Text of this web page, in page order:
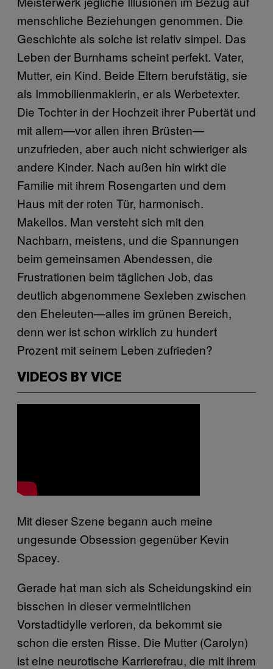
menschliche Beziehungen genommen. Die
Geschichte als solche ist relativ simpel. Das
Leben der Burnhams scheint perfekt. Vater,
Mutter, ein Kind. Beide Eltern berufstätig, sie
als Immobilienmaklerin, er als Werbetexter.
Die Tochter in der Hochzeit ihrer Pubertät und
mit allem—vor allen ihren Brüsten—
unzufrieden, aber auch nicht schwieriger als
andere Kinder. Nach außen hin wirkt die
Familie mit ihrem Rosengarten und dem
Haus mit der roten Tür, harmonisch.
Makellos. Man versteht sich mit den
Nachbarn, meistens, und die Spannungen
beim gemeinsamen Abendessen, die
Frustrationen beim täglichen Job, das
deutlich abgenommene Sexleben zwischen
den Eheleuten—alles im grünen Bereich,
denn wer ist schon wirklich zu hundert
Prozent mit seinem Leben zufrieden?
VIDEOS BY VICE
Mit dieser Szene begann auch meine
ungesunde Obsession gegenüber Kevin
Spacey.
Gerade hat man sich als Scheidungskind ein
bisschen in dieser vermeintlichen
Vorstadtidylle verloren, da bekommt sie
schon die ersten Risse. Die Mutter (Carolyn)
ist eine neurotische Karrierefrau, die mit ihrem